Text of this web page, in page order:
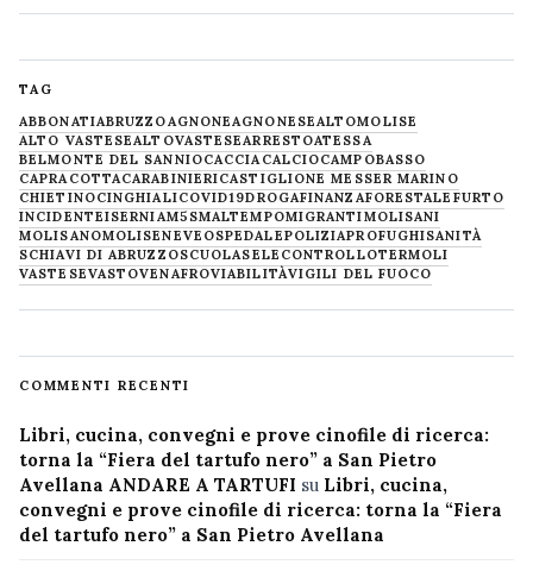
TAG
ABBONATIABRUZZOAGNONEAGNONESEALTOMOLISE
ALTO VASTESEALTOVASTESEARRESTOATESSA
BELMONTE DEL SANNIOCACCIA CALCIOCAMPOBASSO
CAPRACOTTACARABINIERICASTIGLIONE MESSER MARINO
CHIETINOCINGHIALICOVID19DROGAFINANZAFORESTALE FURTO
INCIDENTEISERNIAM5SMALTEMPOMIGRANTIMOLISANI
MOLISANOMOLISENEVE OSPEDALEPOLIZIAPROFUGHISANITÀ
SCHIAVI DI ABRUZZOSCUOLASELECONTROLLOTERMOLI
VASTESEVASTOVENAFROVIABILITÀVIGILI DEL FUOCO
COMMENTI RECENTI
Libri, cucina, convegni e prove cinofile di ricerca:
torna la “Fiera del tartufo nero” a San Pietro
Avellana ANDARE A TARTUFI su Libri, cucina,
convegni e prove cinofile di ricerca: torna la “Fiera
del tartufo nero” a San Pietro Avellana